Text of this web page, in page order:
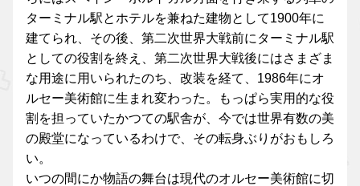
ターミナル駅とホテルを兼ねた建物として1900年に
建てられ、その後、第二次世界大戦前にターミナル駅
としての役割を終え、第二次世界大戦後にはさまざま
な用途に用いられたのち、改装を経て、1986年にオ
ルセー美術館に生まれ変わった。もっぱら実用的な役
割を担っていたかつての駅舎が、今では世界有数の美
の殿堂になっているわけで、その転身ぶりがおもしろ
い。
いつの間にか物語の舞台は現代のオルセー美術館に切